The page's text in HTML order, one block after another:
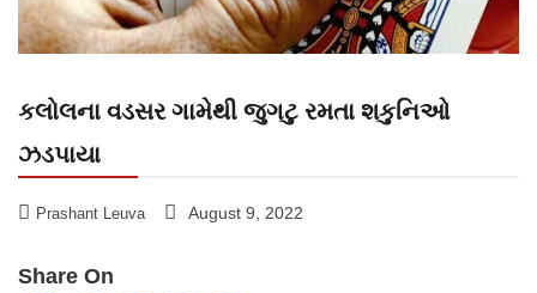
કલોલના વડસર ગામેથી જુગટુ રમતા શકુનિઓ
ઝડપાયા
Prashant Leuva August 9, 2022
Share On